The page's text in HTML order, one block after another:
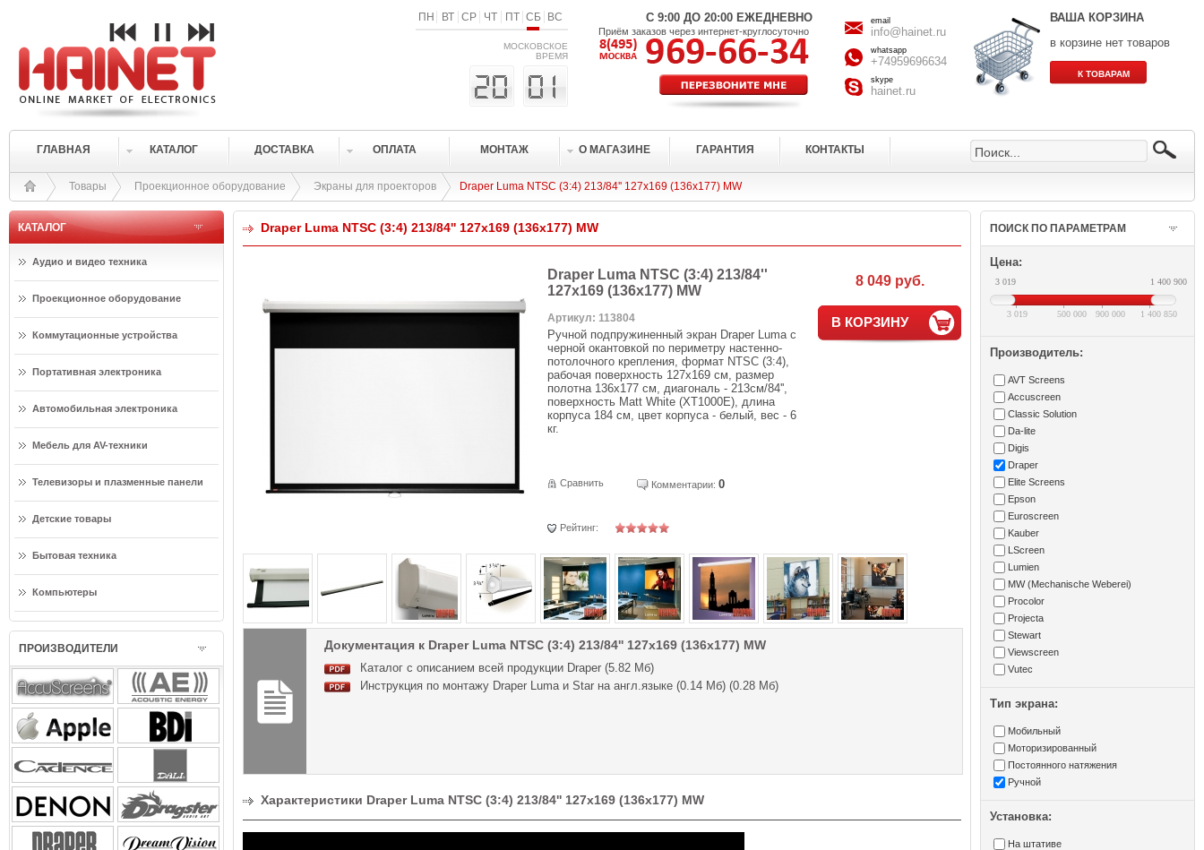
ПН ВТ СР ЧТ ПТ СБ ВС
МОСКОВСКОЕ
ВРЕМЯ
С 9:00 ДО 20:00 ЕЖЕДНЕВНО
Приём заказов через интернет-круглосуточно
email
info@hainet.ru
whatsapp
+74959696634
skype
hainet.ru
ВАША КОРЗИНА
в корзине нет товаров
ГЛАВНАЯ КАТАЛОГ ДОСТАВКА ОПЛАТА МОНТАЖ О МАГАЗИНЕ ГАРАНТИЯ КОНТАКТЫ
Товары Проекционное оборудование Экраны для проекторов Draper Luma NTSC (3:4) 213/84'' 127x169 (136x177) MW
КАТАЛОГ
Аудио и видео техника
Проекционное оборудование
Коммутационные устройства
Портативная электроника
Автомобильная электроника
Мебель для AV-техники
Телевизоры и плазменные панели
Детские товары
Бытовая техника
Компьютеры
ПРОИЗВОДИТЕЛИ
Draper Luma NTSC (3:4) 213/84'' 127x169 (136x177) MW
Draper Luma NTSC (3:4) 213/84''
127x169 (136x177) MW
Артикул: 113804
Ручной подпружиненный экран Draper Luma с
черной окантовкой по периметру настенно-
потолочного крепления, формат NTSC (3:4),
рабочая поверхность 127x169 см, размер
полотна 136x177 см, диагональ - 213см/84'',
поверхность Matt White (XT1000E), длина
корпуса 184 см, цвет корпуса - белый, вес - 6
кг.
Сравнить Комментарии: 0
Рейтинг:
8 049 руб.
В КОРЗИНУ
Документация к Draper Luma NTSC (3:4) 213/84'' 127x169 (136x177) MW
Каталог с описанием всей продукции Draper (5.82 Мб)
Инструкция по монтажу Draper Luma и Star на англ.языке (0.14 Мб) (0.28 Мб)
Характеристики Draper Luma NTSC (3:4) 213/84'' 127x169 (136x177) MW
ПОИСК ПО ПАРАМЕТРАМ
Цена:
3 019 1 400 900
3 019 1 400 850
500 000 900 000
Производитель:
AVT Screens
Accuscreen
Classic Solution
Da-lite
Digis
Draper
Elite Screens
Epson
Euroscreen
Kauber
LScreen
Lumien
MW (Mechanische Weberei)
Procolor
Projecta
Stewart
Viewscreen
Vutec
Тип экрана:
Мобильный
Моторизированный
Постоянного натяжения
Ручной
Установка:
На штативе